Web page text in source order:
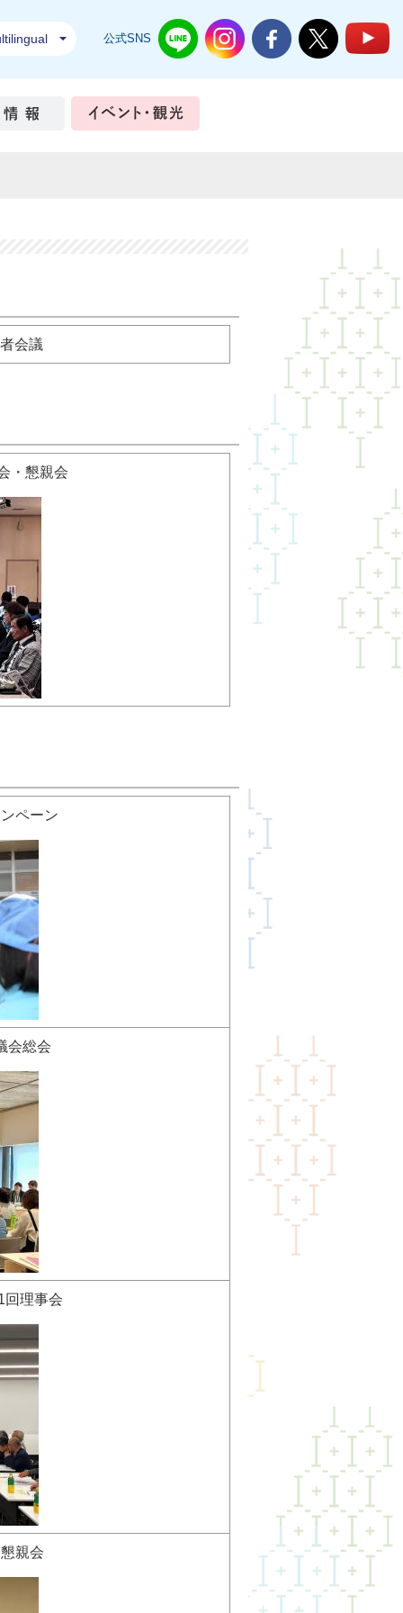
公式SNS 結城市公式LINE結城市公式Instagram
結城市公式Facebook
結城市公式
づくり 市政情報
会議
・懇親会
ペーン
会総会
理事会
親会